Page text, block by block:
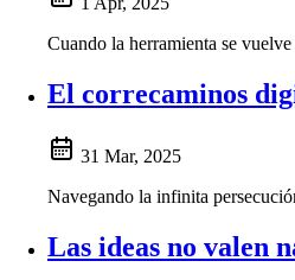
Cuando la herramienta se
El correcaminos
31 Mar, 2025
Navegando la infinita
Las ideas no valen